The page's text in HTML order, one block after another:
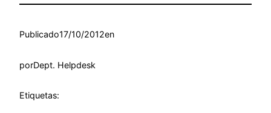
Publicado17/10/2012en
porDept. Helpdesk
Etiquetas: